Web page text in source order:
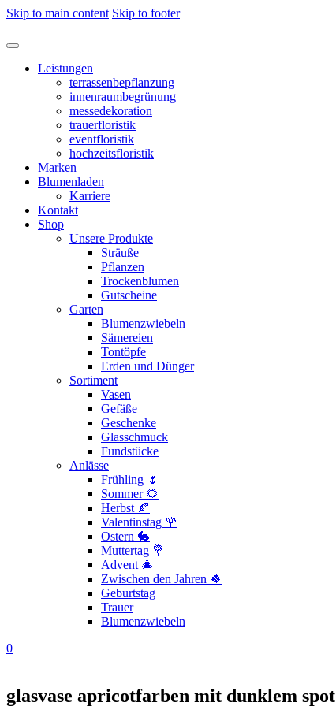
Skip to main content Skip to footer
Leistungen
terrassenbepflanzung
innenraumbegrünung
messedekoration
trauerfloristik
eventfloristik
hochzeitsfloristik
Marken
Blumenladen
Karriere
Kontakt
Shop
Unsere Produkte
Sträuße
Pflanzen
Trockenblumen
Gutscheine
Garten
Blumenzwiebeln
Sämereien
Tontöpfe
Erden und Dünger
Sortiment
Vasen
Gefäße
Geschenke
Glasschmuck
Fundstücke
Anlässe
Frühling 🌷
Sommer 🌻
Herbst 🍂
Valentinstag 🌹
Ostern 🐇
Muttertag 💐
Advent 🎄
Zwischen den Jahren 🍀
Geburtstag
Trauer
Blumenzwiebeln
0
glasvase apricotfarben mit dunklem spot